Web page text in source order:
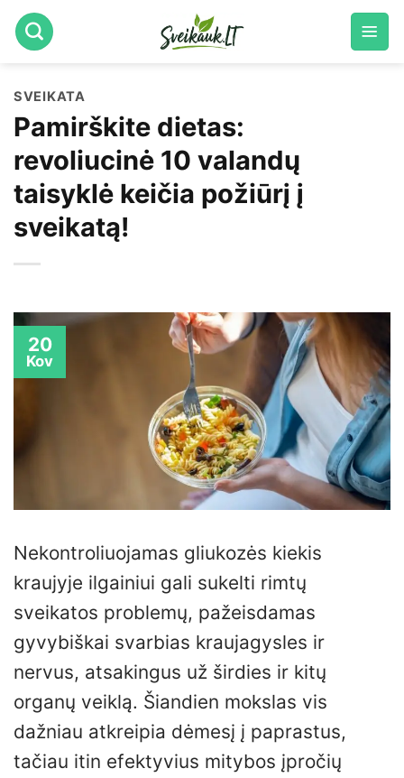
Skip
to
SVEIKATA
Pamirškite dietas:
revoliucinė 10 valandų
taisyklė keičia požiūrį į
sveikatą!
20
Kov
Nekontroliuojamas gliukozės kiekis
kraujyje ilgainiui gali sukelti rimtų
sveikatos problemų, pažeisdamas
gyvybiškai svarbias kraujagysles ir
nervus, atsakingus už širdies ir kitų
organų veiklą. Šiandien mokslas vis
dažniau atkreipia dėmesį į paprastus,
tačiau itin efektyvius mitybos įpročių